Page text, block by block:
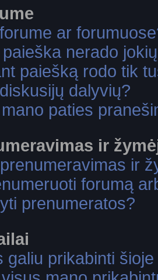
ar
nerado
paiešką rodo tik
dalyvių?
paties
ir
ir
forumą
prenumeratos?
galiu prikabinti